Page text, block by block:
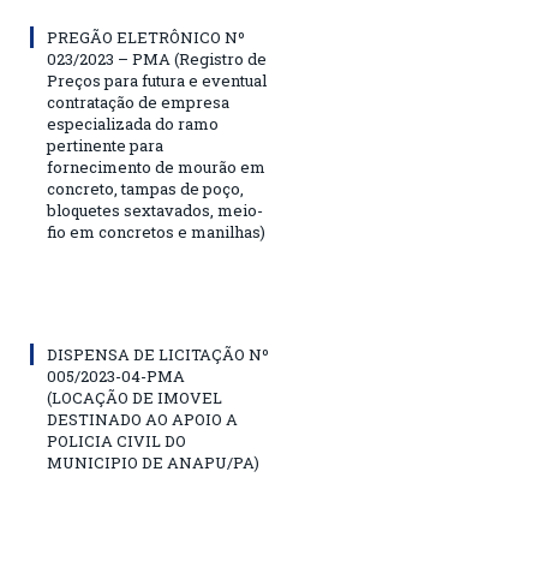
PREGÃO ELETRÔNICO Nº
023/2023 – PMA (Registro de
Preços para futura e eventual
contratação de empresa
especializada do ramo
pertinente para
fornecimento de mourão em
concreto, tampas de poço,
bloquetes sextavados, meio-
fio em concretos e manilhas)
DISPENSA DE LICITAÇÃO Nº
005/2023-04-PMA
(LOCAÇÃO DE IMOVEL
DESTINADO AO APOIO A
POLICIA CIVIL DO
MUNICIPIO DE ANAPU/PA)